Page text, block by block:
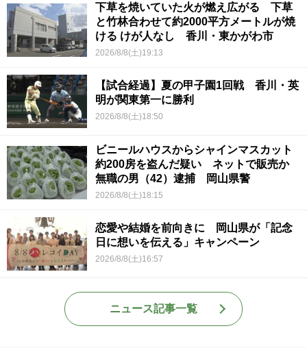
下草を焼いていた火が燃え広がる 下草
と竹林合わせて約2000平方メートルが焼
ける けが人なし 香川・東かがわ市
2026/8/8(土)19:13
【試合経過】夏の甲子園1回戦 香川・英
明が関東第一に勝利
2026/8/8(土)18:50
ビニールハウスからシャインマスカット
約200房を盗んだ疑い ネットで販売か
無職の男（42）逮捕 岡山県警
2026/8/8(土)18:15
恋愛や結婚を前向きに 岡山県が「記念
日に想いを伝える」キャンペーン
2026/8/8(土)16:57
ニュース記事一覧